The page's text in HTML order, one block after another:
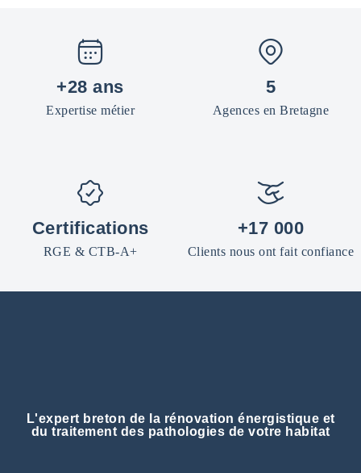
+28 ans
Expertise métier
5
Agences en Bretagne
Certifications
RGE & CTB-A+
+17 000
Clients nous ont fait confiance
L'expert breton de la rénovation énergistique et
du traitement des pathologies de votre habitat